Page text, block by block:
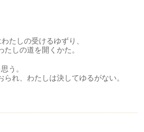
たしの受けるゆずり、
しの道を開くかた。
う。
れ、わたしは決してゆるがない。